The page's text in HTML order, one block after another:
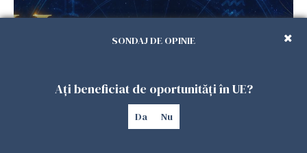
SONDAJ DE OPINIE
Ați beneficiat de oportunități în UE?
Da Nu